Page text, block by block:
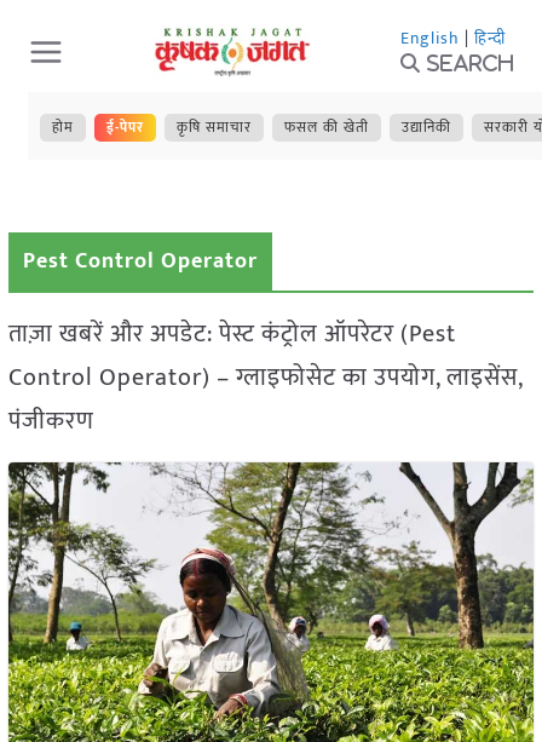
Skip
to
content
English | हिन्दी
Search
होम ई-पेपर कृषि समाचार फसल की खेती उद्यानिकी सरकारी
Pest Control Operator
ताज़ा खबरें और अपडेट: पेस्ट कंट्रोल ऑपरेटर (Pest
Control Operator) – ग्लाइफोसेट का उपयोग, लाइसेंस,
पंजीकरण